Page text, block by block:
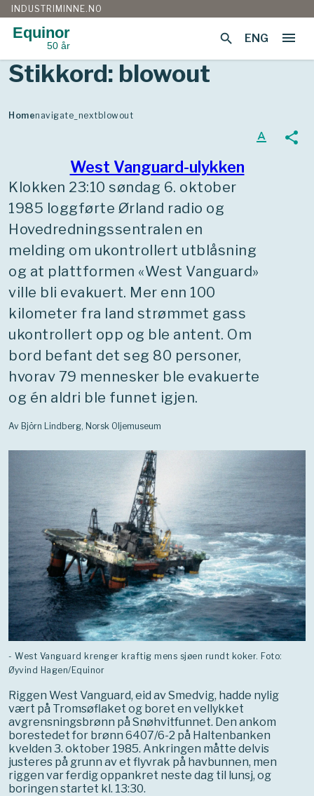
Gå
til
menu
INDUSTRIMINNE.NO
Equinor
50 år search ENG
Stikkord: blowout
Homenavigate_nextblowout
West Vanguard-ulykken
text_format share
Klokken 23:10 søndag 6. oktober
1985 loggførte Ørland radio og
Hovedredningssentralen en
melding om ukontrollert utblåsning
og at plattformen «West Vanguard»
ville bli evakuert. Mer enn 100
kilometer fra land strømmet gass
ukontrollert opp og ble antent. Om
bord befant det seg 80 personer,
hvorav 79 mennesker ble evakuerte
og én aldri ble funnet igjen.
Av Björn Lindberg, Norsk Oljemuseum
- West Vanguard krenger kraftig mens sjøen rundt koker. Foto:
Øyvind Hagen/Equinor
Riggen West Vanguard, eid av Smedvig, hadde nylig
vært på Tromsøflaket og boret en vellykket
avgrensningsbrønn på Snøhvitfunnet. Den ankom
borestedet for brønn 6407/6-2 på Haltenbanken
kvelden 3. oktober 1985. Ankringen måtte delvis
justeres på grunn av et flyvrak på havbunnen, men
riggen var ferdig oppankret neste dag til lunsj, og
boringen startet kl. 13:30.